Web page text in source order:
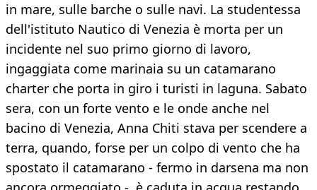
in mare, sulle barche o sulle navi. La studentessa
dell'istituto Nautico di Venezia è morta per un
incidente nel suo primo giorno di lavoro,
ingaggiata come marinaia su un catamarano
charter che porta in giro i turisti in laguna. Sabato
sera, con un forte vento e le onde anche nel
bacino di Venezia, Anna Chiti stava per scendere a
terra, quando, forse per un colpo di vento che ha
spostato il catamarano - fermo in darsena ma non